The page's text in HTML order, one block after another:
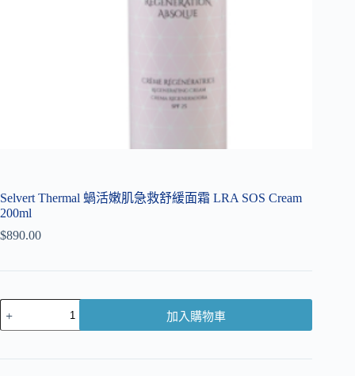
Selvert Thermal 蝸活嫩肌急救舒緩面霜 LRA SOS Cream
200ml
$890.00
加入購物車